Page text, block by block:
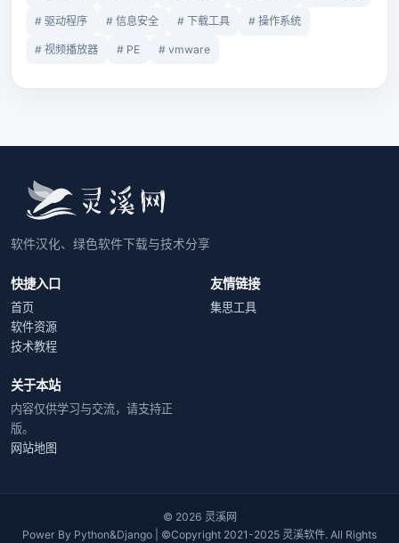
# 驱动程序 # 信息安全 # 下载工具 # 操作系统
# 视频播放器 # PE # vmware
软件汉化、绿色软件下载与技术分享
快捷入口
首页
软件资源
技术教程
友情链接
集思工具
关于本站
内容仅供学习与交流，请支持正
版。
网站地图
© 2026 灵溪网
Power By Python&Django | ©Copyright 2021-2025 灵溪软件. All Rights